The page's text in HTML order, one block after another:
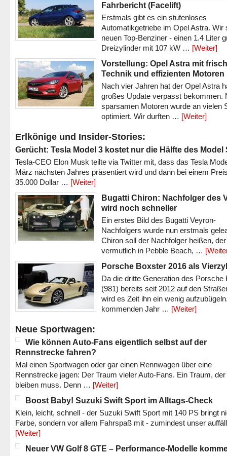
Fahrbericht (Facelift)
Erstmals gibt es ein stufenloses
Automatikgetriebe im Opel Astra. Wir
neuen Top-Benziner - einen 1.4 Liter
Dreizylinder mit 107 kW … [Weiter]
Vorstellung: Opel Astra mit
Technik und effizienten Motoren
Nach vier Jahren hat der Opel Astra
großes Update verpasst bekommen.
sparsamen Motoren wurde an vielen
optimiert. Wir durften … [Weiter]
Erlkönige und Insider-Stories:
Gerücht: Tesla Model 3 kostet nur die Hälfte des Model
Tesla-CEO Elon Musk teilte via Twitter mit, dass das Tesla
März nächsten Jahres präsentiert wird und dann bei einem
35.000 Dollar … [Weiter]
Bugatti Chiron: Nachfolger des
wird noch schneller
Ein erstes Bild des Bugatti Veyron-
Nachfolgers wurde nun erstmals
Chiron soll der Nachfolger heißen, der
vermutlich in Pebble Beach, …
Porsche Boxster 2016 als
Da die dritte Generation des Porsche
(981) bereits seit 2012 auf den
wird es Zeit ihn ein wenig
kommenden Jahr … [Weiter]
Neue Sportwagen:
Wie können Auto-Fans eigentlich selbst auf der
Rennstrecke fahren?
Mal einen Sportwagen oder gar einen Rennwagen über eine
Rennstrecke jagen: Der Traum vieler Auto-Fans. Ein Traum,
bleiben muss. Denn … [Weiter]
Boost Baby! Suzuki Swift Sport im Alltags-Check
Klein, leicht, schnell - der Suzuki Swift Sport mit 140 PS bringt
Farbe, sondern vor allem Fahrspaß mit - zumindest unser
[Weiter]
Neuer VW Golf 8 GTE – Performance-Modelle